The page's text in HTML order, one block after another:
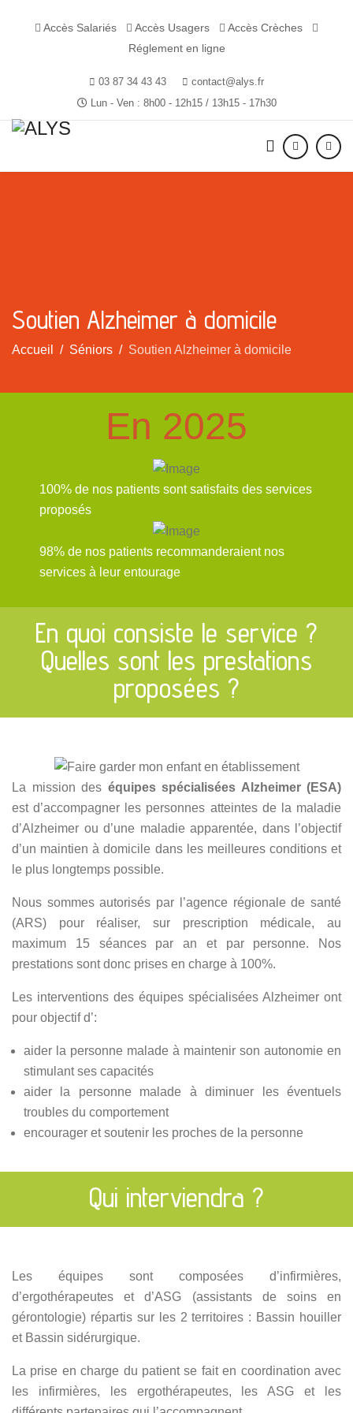
Accès Salariés Accès Usagers
Accès Crèches
Réglement en ligne
03 87 34 43 43
contact@alys.fr
Lun - Ven : 8h00 - 12h15 / 13h15 - 17h30
Soutien Alzheimer à domicile
Accueil Séniors Soutien Alzheimer à domicile
En 2025
100% de nos patients sont satisfaits des services
proposés
98% de nos patients recommanderaient nos
services à leur entourage
En quoi consiste le service ?
Quelles sont les prestations
proposées ?
La mission des équipes spécialisées Alzheimer (ESA)
est d’accompagner les personnes atteintes de la maladie
d’Alzheimer ou d’une maladie apparentée, dans l’objectif
d’un maintien à domicile dans les meilleures conditions et
le plus longtemps possible.
Nous sommes autorisés par l’agence régionale de santé
(ARS) pour réaliser, sur prescription médicale, au
maximum 15 séances par an et par personne. Nos
prestations sont donc prises en charge à 100%.
Les interventions des équipes spécialisées Alzheimer ont
pour objectif d’:
aider la personne malade à maintenir son autonomie en
stimulant ses capacités
aider la personne malade à diminuer les éventuels
troubles du comportement
encourager et soutenir les proches de la personne
Qui interviendra ?
Les équipes sont composées d’infirmières,
d’ergothérapeutes et d’ASG (assistants de soins en
gérontologie) répartis sur les 2 territoires : Bassin houiller
et Bassin sidérurgique.
La prise en charge du patient se fait en coordination avec
les infirmières, les ergothérapeutes, les ASG et les